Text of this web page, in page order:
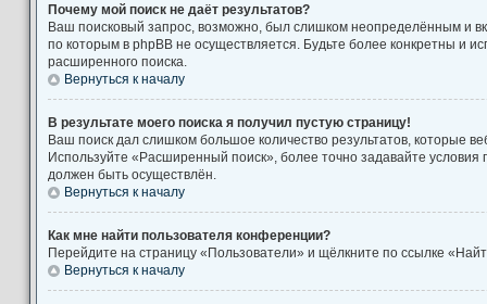
Почему мой поиск не даёт результатов?
Ваш поисковый запрос, возможно, был слишком неопределённым и
по которым в phpBB не осуществляется. Будьте более конкретны и
расширенного поиска.
Вернуться к началу
В результате моего поиска я получил пустую страницу!
Ваш поиск дал слишком большое количество результатов, которые
Используйте «Расширенный поиск», более точно задавайте
должен быть осуществлён.
Вернуться к началу
Как мне найти пользователя конференции?
Перейдите на страницу «Пользователи» и щёлкните по ссылке
Вернуться к началу